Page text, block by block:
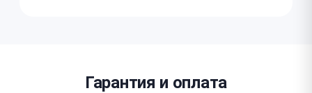
Гарантия и оплата